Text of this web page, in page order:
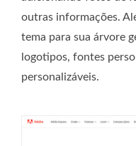
outras informações.
tema para sua árvore
logotipos, fontes
personalizáveis.